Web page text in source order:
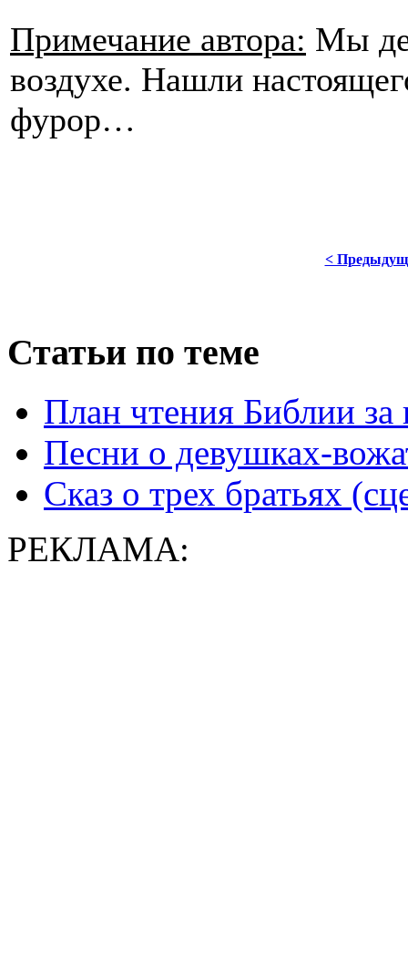
Примечание автора: Мы
воздухе. Нашли
фурор…
<
Статьи по теме
План чтения Библии за
Песни о девушках-
Сказ о трех братьях
РЕКЛАМА: